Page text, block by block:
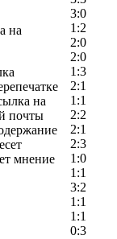
3:0
1:2
2:0
2:0
1:3
2:1
1:1
2:2
2:1
2:3
1:0
1:1
3:2
1:1
1:1
0:3
на
на
почты
мнение